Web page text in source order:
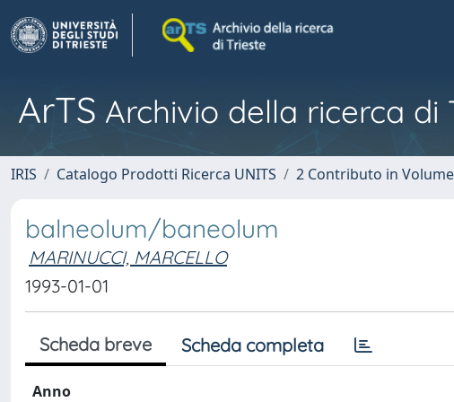
ArTS Archivio della ricerca di
IRIS Catalogo Prodotti Ricerca UNITS 2 Contributo in Volume
balneolum/baneolum
MARINUCCI, MARCELLO
1993-01-01
Scheda breve Scheda completa
Anno